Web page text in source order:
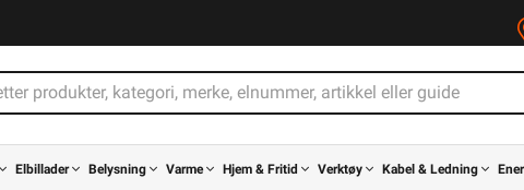
Elbillader Belysning Varme Hjem & Fritid Verktøy Kabel & Ledning